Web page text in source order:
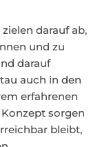
darauf ab,
und zu
darauf
auch in den
erfahrenen
sorgen
bleibt,